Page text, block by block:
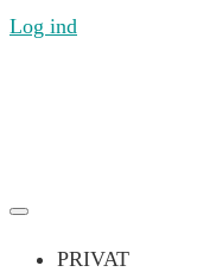
Log ind
PRIVAT